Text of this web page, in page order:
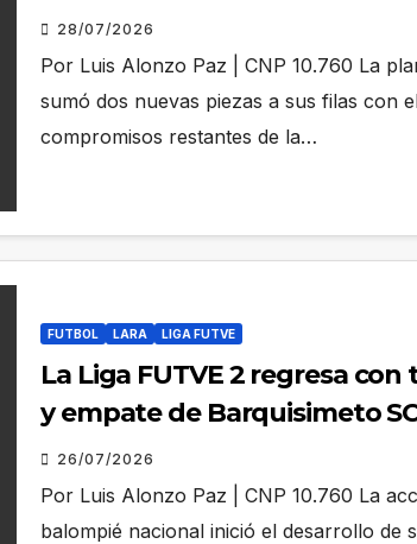
28/07/2026
Por Luis Alonzo Paz | CNP 10.760 La
sumó dos nuevas piezas a sus filas con
compromisos restantes de la…
FUTBOL LARA LIGA FUTVE
La Liga FUTVE 2 regresa
y empate de Barquisimeto
26/07/2026
Por Luis Alonzo Paz | CNP 10.760 La
balompié nacional inició el desarrollo de